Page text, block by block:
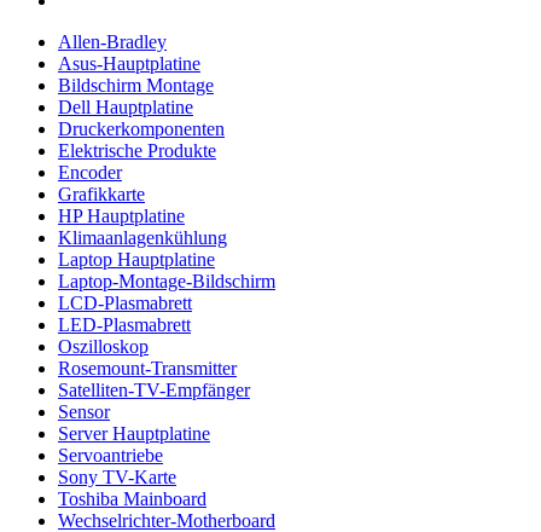
Allen-Bradley
Asus-Hauptplatine
Bildschirm Montage
Dell Hauptplatine
Druckerkomponenten
Elektrische Produkte
Encoder
Grafikkarte
HP Hauptplatine
Klimaanlagenkühlung
Laptop Hauptplatine
Laptop-Montage-Bildschirm
LCD-Plasmabrett
LED-Plasmabrett
Oszilloskop
Rosemount-Transmitter
Satelliten-TV-Empfänger
Sensor
Server Hauptplatine
Servoantriebe
Sony TV-Karte
Toshiba Mainboard
Wechselrichter-Motherboard